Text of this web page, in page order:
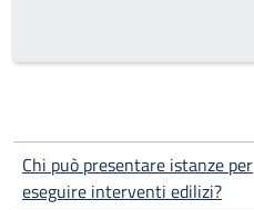
Chi può presentare istanze per
eseguire interventi edilizi?